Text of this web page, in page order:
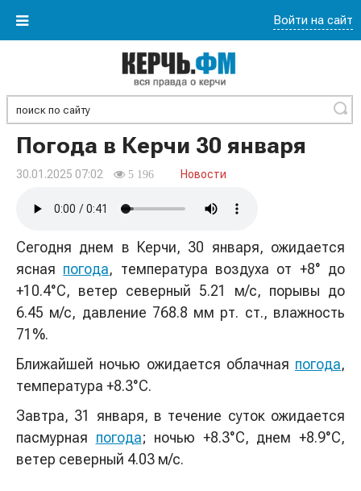
Найти
Войти на сайт
Погода в Керчи 30 января
30.01.2025 07:02 5 196 Новости
Сегодня днем в Керчи, 30 января, ожидается
ясная погода, температура воздуха от +8° до
+10.4°С, ветер северный 5.21 м/с, порывы до
6.45 м/с, давление 768.8 мм рт. ст., влажность
71%.
Ближайшей ночью ожидается облачная погода,
температура +8.3°С.
Завтра, 31 января, в течение суток ожидается
пасмурная погода; ночью +8.3°С, днем +8.9°С,
ветер северный 4.03 м/с.